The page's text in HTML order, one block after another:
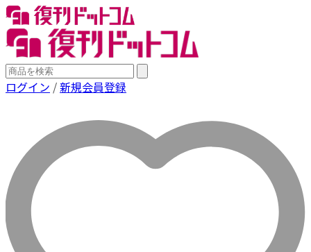
ログイン /新規会員登録